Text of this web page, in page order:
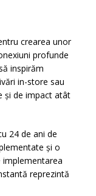
crearea unor
profunde
inspirăm
in-store sau
și de impact atât
24 de ani de
și o
reprezintă